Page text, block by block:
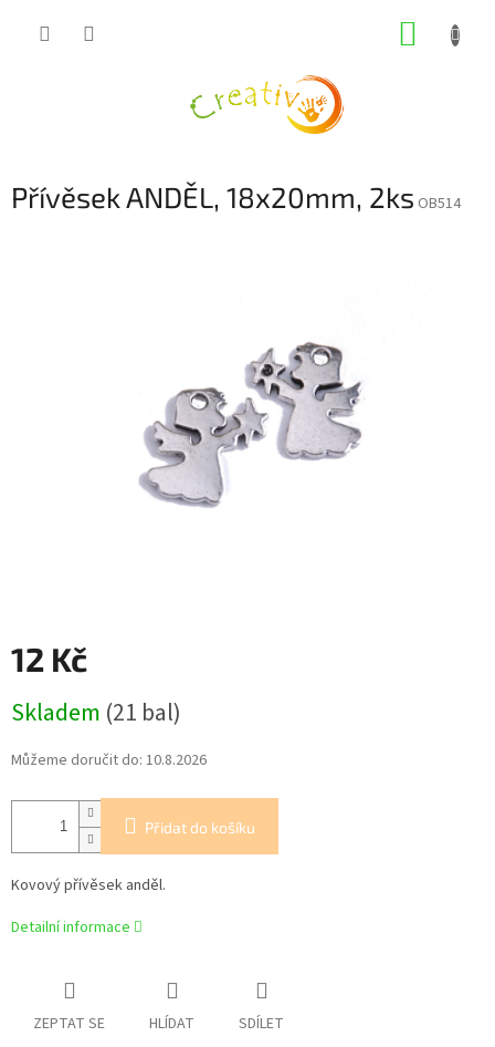
Přívěsek ANDĚL, 18x20mm, 2ks OB514
12 Kč
cena:
Skladem (21 bal)
Můžeme doručit do: 10.8.2026
Přidat do košíku
Kovový přívěsek anděl.
Detailní informace
ZEPTAT SE HLÍDAT SDÍLET